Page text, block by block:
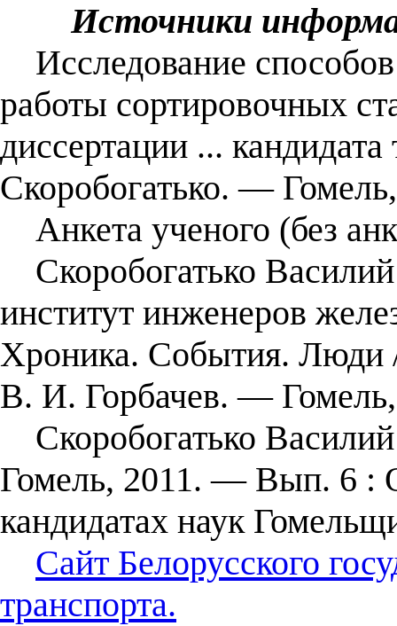
Источники
Исследование способов
работы сортировочных
диссертации ...
Скоробогатько. ―
Анкета ученого (без
Скоробогатько
институт инженеров
Хроника. События.
В. И. Горбачев. ―
Скоробогатько
Гомель, 2011. — Вып. 6 :
кандидатах наук
Сайт Белорусского
транспорта.